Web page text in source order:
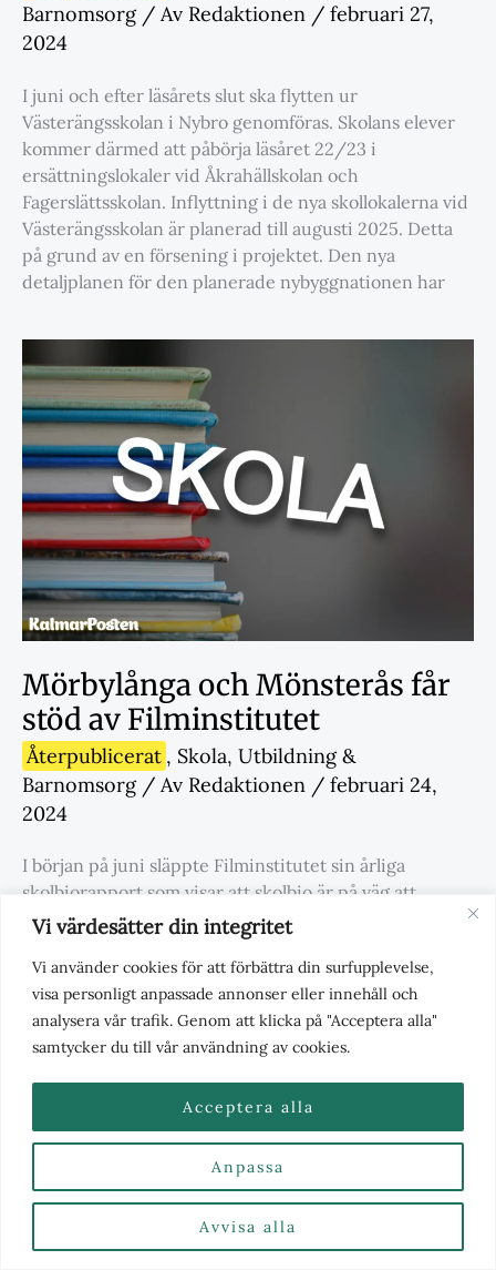
Vi värdesätter din integritet
Vi använder cookies för att förbättra din surfupplevelse,
visa personligt anpassade annonser eller innehåll och
analysera vår trafik. Genom att klicka på "Acceptera alla"
samtycker du till vår användning av cookies.
Anpassa
Avvisa alla
Acceptera alla
Barnomsorg/ Av Redaktionen / februari 27,
2024
I juni och efter läsårets slut ska flytten ur
Västerängsskolan i Nybro genomföras. Skolans elever
kommer därmed att påbörja läsåret 22/23 i
ersättningslokaler vid Åkrahällskolan och
Fagerslättsskolan. Inflyttning i de nya skollokalerna vid
Västerängsskolan är planerad till augusti 2025. Detta
på grund av en försening i projektet. Den nya
detaljplanen för den planerade nybyggnationen har
Mörbylånga och Mönsterås får
stöd av Filminstitutet
Återpublicerat , Skola, Utbildning &
Barnomsorg/ Av Redaktionen / februari 24,
2024
I början på juni släppte Filminstitutet sin årliga
skolbiorapport som visar att skolbio är på väg att
återhämta sig efter pandemin. Rapporten visar även
att skolbio anordnas framförallt i tätbefolkade
kommuner med höga snittinkomster. – I en värld av
rörliga bilder borde alla ha rätt till kunskap om filmens
språk. Skolbio, samtal kring film och